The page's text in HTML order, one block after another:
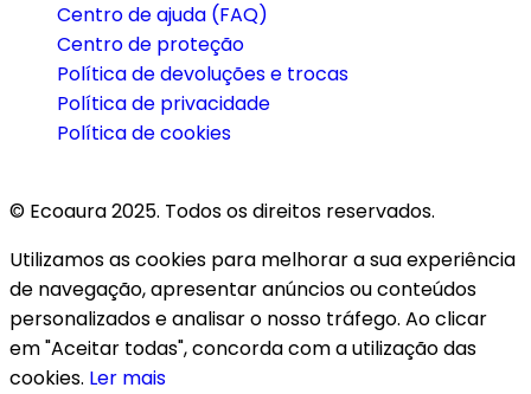
Centro de ajuda (FAQ)
Centro de proteção
Política de devoluções e trocas
Política de privacidade
Política de cookies
© Ecoaura 2025. Todos os direitos reservados.
Utilizamos as cookies para melhorar a sua experiência
de navegação, apresentar anúncios ou conteúdos
personalizados e analisar o nosso tráfego. Ao clicar
em "Aceitar todas", concorda com a utilização das
cookies. Ler mais